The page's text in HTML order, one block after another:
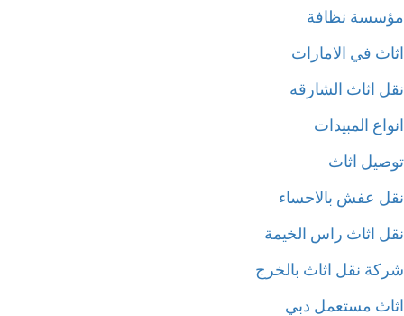
نظافة
في الامارات
اثاث الشارقه
المبيدات
اثاث
عفش بالاحساء
اثاث راس الخيمة
نقل اثاث بالخرج
مستعمل دبي